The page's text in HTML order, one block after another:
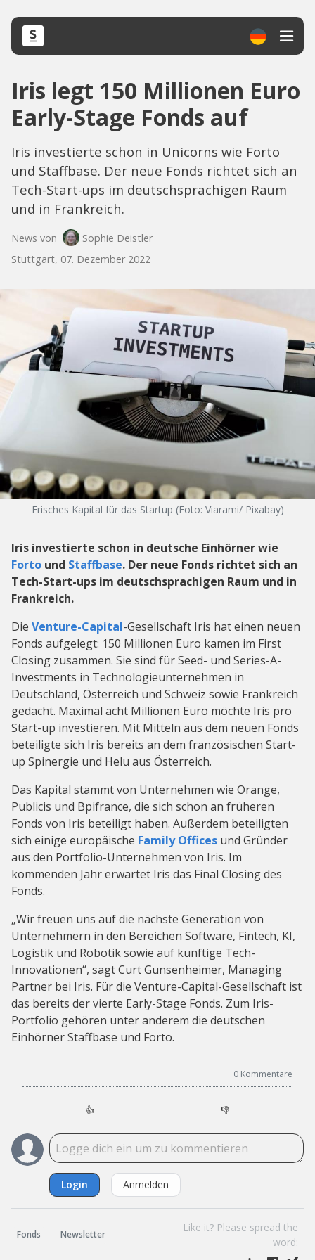
Iris legt 150 Millionen Euro
Early-Stage Fonds auf
Iris investierte schon in Unicorns wie Forto
und Staffbase. Der neue Fonds richtet sich an
Tech-Start-ups im deutschsprachigen Raum
und in Frankreich.
News von
Sophie Deistler
Stuttgart, 07. Dezember 2022
Frisches Kapital für das Startup (Foto: Viarami/ Pixabay)
Iris investierte schon in deutsche Einhörner wie
Forto und Staffbase. Der neue Fonds richtet sich an
Tech-Start-ups im deutschsprachigen Raum und in
Frankreich.
Die Venture-Capital-Gesellschaft Iris hat einen neuen
Fonds aufgelegt: 150 Millionen Euro kamen im First
Closing zusammen. Sie sind für Seed- und Series-A-
Investments in Technologieunternehmen in
Deutschland, Österreich und Schweiz sowie Frankreich
gedacht. Maximal acht Millionen Euro möchte Iris pro
Start-up investieren. Mit Mitteln aus dem neuen Fonds
beteiligte sich Iris bereits an dem französischen Start-
up Spinergie und Helu aus Österreich.
Das Kapital stammt von Unternehmen wie Orange,
Publicis und Bpifrance, die sich schon an früheren
Fonds von Iris beteiligt haben. Außerdem beteiligten
sich einige europäische Family Offices und Gründer
aus den Portfolio-Unternehmen von Iris. Im
kommenden Jahr erwartet Iris das Final Closing des
Fonds.
„Wir freuen uns auf die nächste Generation von
Unternehmern in den Bereichen Software, Fintech, KI,
Logistik und Robotik sowie auf künftige Tech-
Innovationen“, sagt Curt Gunsenheimer, Managing
Partner bei Iris. Für die Venture-Capital-Gesellschaft ist
das bereits der vierte Early-Stage Fonds. Zum Iris-
Portfolio gehören unter anderem die deutschen
Einhörner Staffbase und Forto.
0 Kommentare
👍 👎
Login Anmelden
Fonds Newsletter
Like it? Please spread the
word: